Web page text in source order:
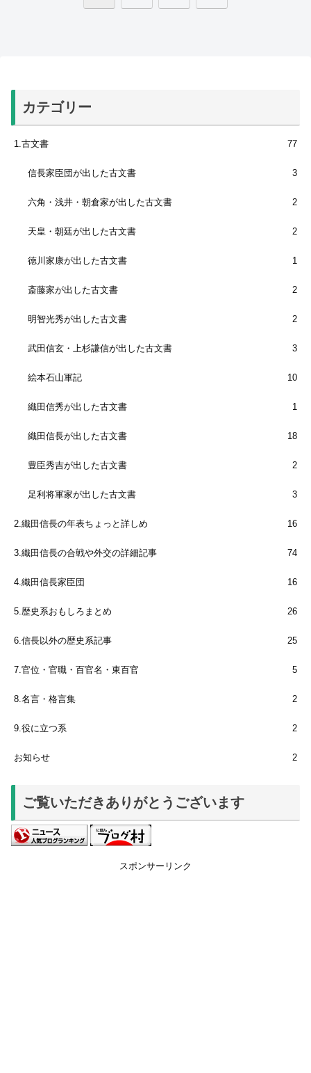
カテゴリー
1.古文書 77
信長家臣団が出した古文書 3
六角・浅井・朝倉家が出した古文書 2
天皇・朝廷が出した古文書 2
徳川家康が出した古文書 1
斎藤家が出した古文書 2
明智光秀が出した古文書 2
武田信玄・上杉謙信が出した古文書 3
絵本石山軍記 10
織田信秀が出した古文書 1
織田信長が出した古文書 18
豊臣秀吉が出した古文書 2
足利将軍家が出した古文書 3
2.織田信長の年表ちょっと詳しめ 16
3.織田信長の合戦や外交の詳細記事 74
4.織田信長家臣団 16
5.歴史系おもしろまとめ 26
6.信長以外の歴史系記事 25
7.官位・官職・百官名・東百官 5
8.名言・格言集 2
9.役に立つ系 2
お知らせ 2
ご覧いただきありがとうございます
スポンサーリンク